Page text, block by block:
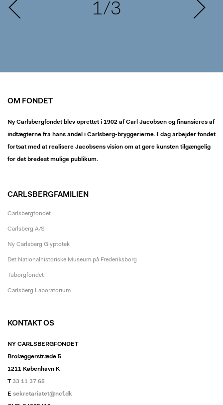
1/3
OM FONDET
Ny Carlsbergfondet blev oprettet i 1902 af Carl Jacobsen og finansieres af
indtægterne fra hans andel i Carlsberg-bryggerierne. I dag arbejder fondet
fortsat med at realisere Jacobsens vision om at gøre kunsten tilgængelig
for det bredest mulige publikum.
CARLSBERGFAMILIEN
Carlsbergfondet
Carlsberg A/S
Ny Carlsberg Glyptotek
Det Nationalhistoriske Museum på Frederiksborg
Tuborgfondet
Carlsberg Laboratorium
KONTAKT OS
NY CARLSBERGFONDET
Brolæggerstræde 5
1211 København K
T33 11 37 65
E sekretariatet@ncf.dk